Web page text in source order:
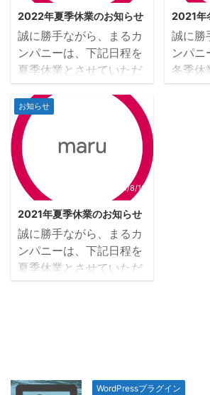
以降にいただいたお問合
せについて、回答までに
お時間をいただく場合が
ございます。※2：休業期
間中にいただいたお問い
合わせについては、営業
開始日2023年8月21日
(月)より順次回答をさせ
ていただきます。
降にい
につ
時間を
ざいま
中に
2022年夏季休業のお知らせ
誠に勝手ながら、まるカ
ンパニーは、下記日程を
夏季休業とさせていただ
きます。ご不便をお掛け
致しますが、ご理解の
程、宜しくお願い申し上
げます。 夏季休業期間 :
2022年8月11日(木)～
2022年8月16日(火) ※1：
2022年8月11日(木)以降
にいただいたお問合せに
ついて、回答までにお時
間をいただく場合がござ
います。※2：休業期間中
にいただいたお問い合わ
2021年
誠に勝
ンパニ
冬季休
きます
お知らせ
2021/8/10
2021年夏季休業のお知らせ
誠に勝手ながら、まるカ
ンパニーは、下記日程を
夏季休業とさせていただ
きます。ご不便をお掛け
2021年8月6日(金)以降に
WordPressプラグイン